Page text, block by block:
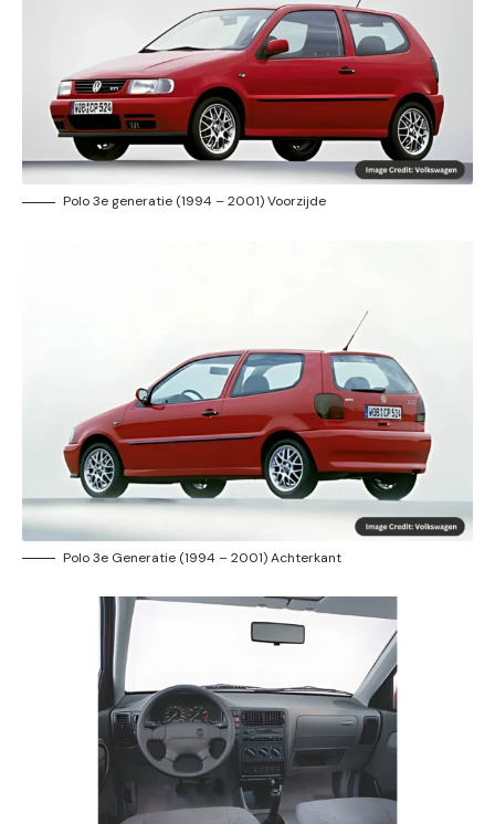
Polo 3e generatie (1994 – 2001) Voorzijde
Polo 3e Generatie (1994 – 2001) Achterkant